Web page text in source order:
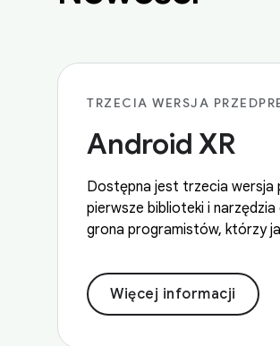
TRZECIA WERSJA
Android XR
Dostępna jest trzecia wersja
pierwsze biblioteki i
grona programistów, którzy
Więcej informacji